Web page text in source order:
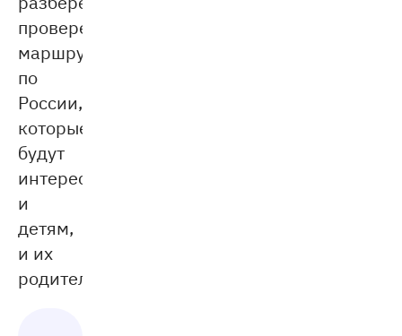
проверенные
маршруты
по
России,
которые
будут
интересны
и
детям,
и их
родителям.